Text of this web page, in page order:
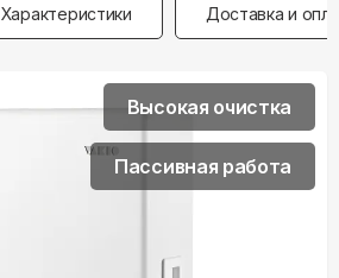
Характеристики Доставка и
Высокая очистка
Пассивная работа